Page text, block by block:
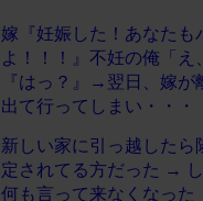
嫁『妊娠した！あなたも
よ！！！』不妊の俺「
『はっ？』→翌日、嫁が
出て行ってしまい・・・
新しい家に引っ越したら
定されてる方だった →
何も言って来なくなっ